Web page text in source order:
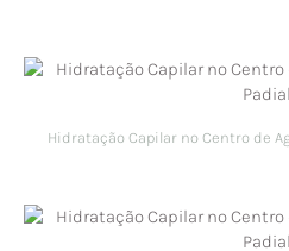
Hidratação Capilar no Centro de